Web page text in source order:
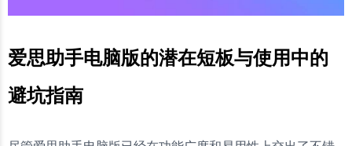
爱思助手电脑版的潜在短板与使用中的
避坑指南